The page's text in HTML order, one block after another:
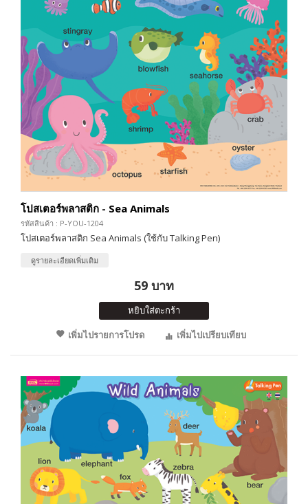
โปสเตอร์พลาสติก - Sea Animals
รหัสสินค้า : P-YOU-1204
โปสเตอร์พลาสติก Sea Animals (ใช้กับ Talking Pen)
ดูรายละเอียดเพิ่มเติม
59 บาท
หยิบใส่ตะกร้า
เพิ่มไปรายการโปรด
เพิ่มไปเปรียบเทียบ